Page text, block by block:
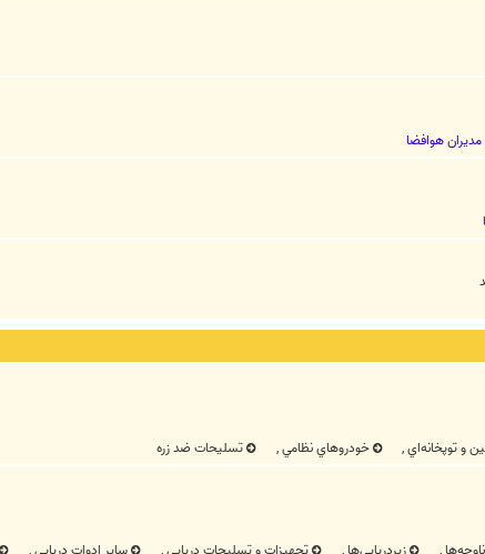
مديران هوافضا
و توپخانه‌اي, خودروهاي نظامي, تسليحات ضد زره